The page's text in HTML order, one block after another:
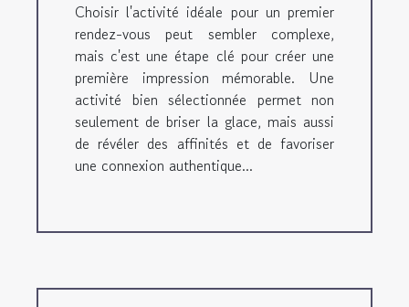
Choisir l'activité idéale pour un premier
rendez-vous peut sembler complexe,
mais c'est une étape clé pour créer une
première impression mémorable. Une
activité bien sélectionnée permet non
seulement de briser la glace, mais aussi
de révéler des affinités et de favoriser
une connexion authentique...